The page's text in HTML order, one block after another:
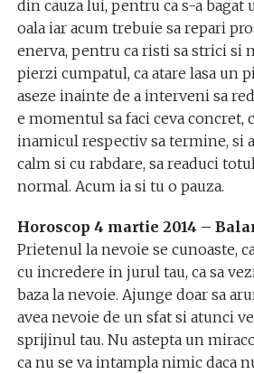
din cauza lui, pentru ca s-a
oala iar acum trebuie sa repari
enerva, pentru ca risti sa strici si
pierzi cumpatul, ca atare lasa un
aseze inainte de a interveni sa
e momentul sa faci ceva concret,
inamicul respectiv sa termine, si
calm si cu rabdare, sa readuci
normal. Acum ia si tu o pauza.
Horoscop 4 martie 2014 –
Prietenul la nevoie se cunoaste,
cu incredere in jurul tau, ca sa
baza la nevoie. Ajunge doar sa
avea nevoie de un sfat si atunci
sprijinul tau. Nu astepta un
ca nu se va intampla nimic daca